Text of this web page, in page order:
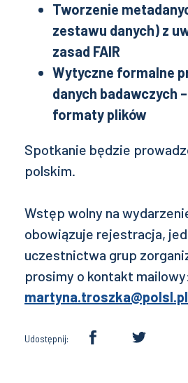
Tworzenie
zestawu danych) z
zasad FAIR
Wytyczne formalne
danych badawczych
formaty plików
Spotkanie będzie
polskim.
Wstęp wolny na
obowiązuje rejestracja,
uczestnictwa grup
prosimy o kontakt
martyna.troszka@polsl.pl
Udostępnij: